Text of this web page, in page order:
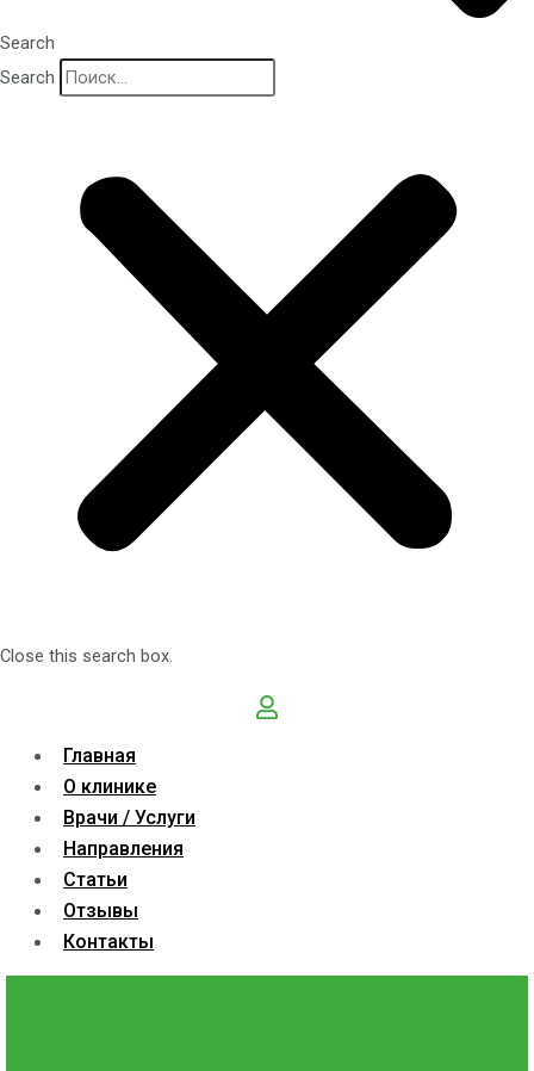
Search
Search
Close this search box.
Главная
О клинике
Врачи / Услуги
Направления
Статьи
Отзывы
Контакты